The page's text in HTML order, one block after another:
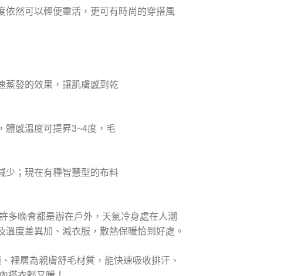
然可以輕便靈活，更可有時尚的穿搭風
發的效果，讓肌膚感到乾
感溫度可提昇3~4度，毛
；現在有種智慧型的布料
多晚會都是辦在戶外，天氣冷身處在人潮
度差異加、減衣服，散熱保暖恰到好處。
裡層為親膚舒毛材質，能快速吸收排汗、